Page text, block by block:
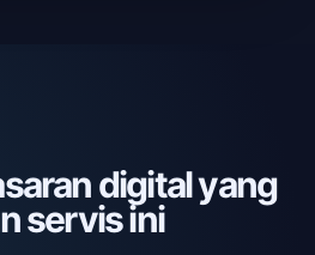
digital yang
servis ini